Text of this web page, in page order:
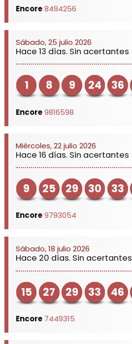
Encore 8494256
Sábado, 25 julio 2026
Hace 13 días. Sin acertantes
1 8 9 24 36
Encore 9816598
Miércoles, 22 julio 2026
Hace 16 días. Sin acertantes
9 25 29 30 33
Encore 9793054
Sábado, 18 julio 2026
Hace 20 días. Sin acertantes
15 27 29 33 46
Encore 7449315